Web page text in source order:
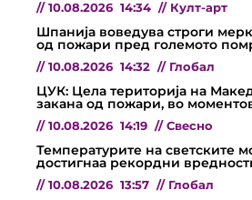
// 10.08.2026 14:34 // Култ-арт
Шпанија воведува строги
од пожари пред големото
// 10.08.2026 14:32 // Глобал
ЦУК: Цела територија на
закана од пожари, во
// 10.08.2026 14:19 // Свесно
Температурите на светските
достигнаа рекордни
// 10.08.2026 13:57 // Глобал